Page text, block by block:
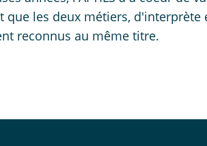
que les deux métiers, d'interprète
reconnus au même titre.